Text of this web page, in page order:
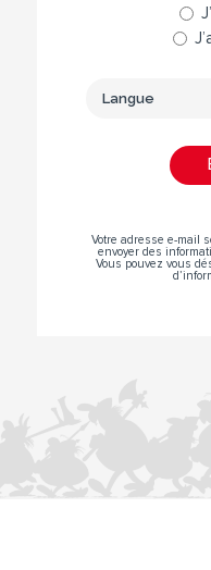
Votre adresse e-mail
envoyer des
Vous pouvez vous